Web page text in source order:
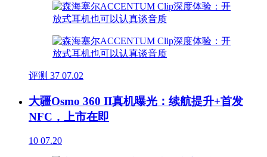
评测 37 07.02
大疆Osmo 360 II真机曝光：续航提升+首发
NFC，上市在即
10 07.20